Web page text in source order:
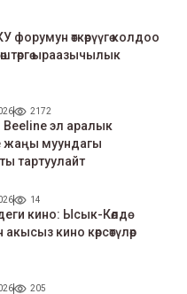
форумун өткөрүүгө колдоо
ыраазычылык
2172
Beeline эл аралык
жаңы муундагы
тартуулайт
14
кино: Ысык-Көлдө
кино көрсөтүлөр
205